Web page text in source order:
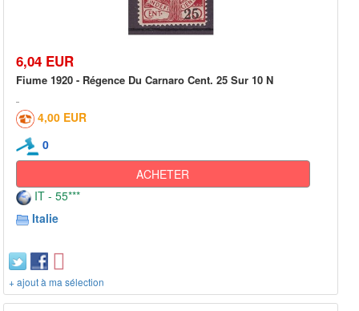
6,04 EUR
Fiume 1920 - Régence Du Carnaro Cent. 25 Sur 10 N
4,00 EUR
0
ACHETER
IT - 55***
Italie
+ ajout à ma sélection